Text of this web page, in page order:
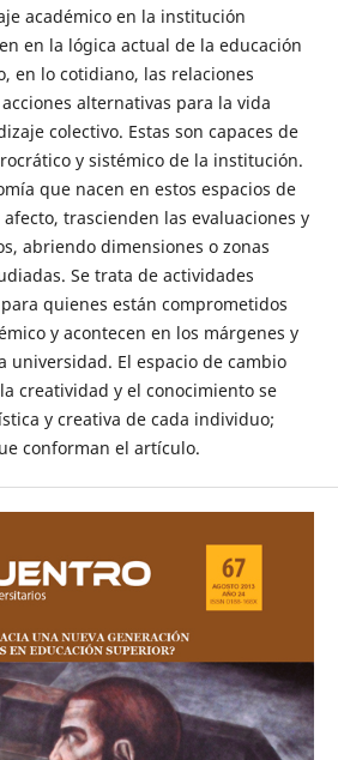
académico en la institución
en la lógica actual de la educación
en lo cotidiano, las relaciones
alternativas para la vida
colectivo. Estas son capaces de
y sistémico de la institución.
que nacen en estos espacios de
trascienden las evaluaciones y
abriendo dimensiones o zonas
Se trata de actividades
quienes están comprometidos
y acontecen en los márgenes y
universidad. El espacio de cambio
creatividad y el conocimiento se
y creativa de cada individuo;
conforman el artículo.